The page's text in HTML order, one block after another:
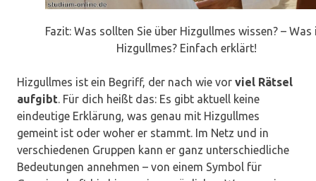
Fazit: Was sollten Sie über Hizgullmes wissen? – Was
Hizgullmes? Einfach erklärt!
Hizgullmes ist ein Begriff, der nach wie vor viel Rätsel
aufgibt. Für dich heißt das: Es gibt aktuell keine
eindeutige Erklärung, was genau mit Hizgullmes
gemeint ist oder woher er stammt. Im Netz und in
verschiedenen Gruppen kann er ganz unterschiedliche
Bedeutungen annehmen – von einem Symbol für